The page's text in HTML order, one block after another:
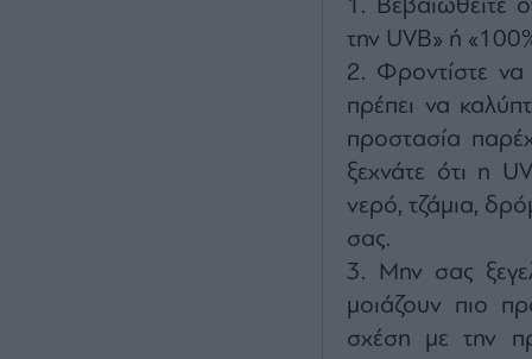
Βεβαιωθείτε
την UVB» ή
Φροντίστε να
πρέπει να
προστασία
ξεχνάτε ότι η
νερό, τζάμια,
σας.
Μην σας
μοιάζουν πιο
σχέση με την